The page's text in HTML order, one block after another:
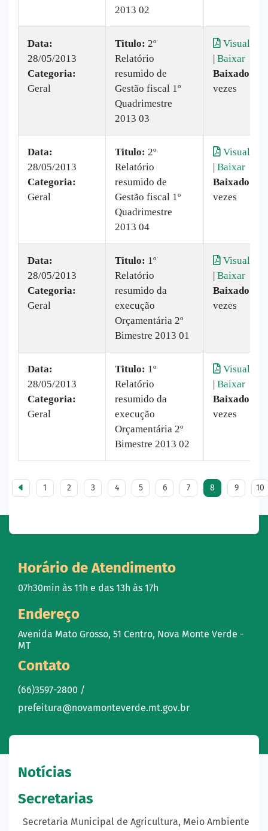
2013 02
Data:
28/05/2013
Categoria:
Geral
Titulo: 2º
Relatório
resumido de
Gestão fiscal 1º
Quadrimestre
2013 03
Visualizar
| Baixar
Baixado:
vezes
Data:
28/05/2013
Categoria:
Geral
Titulo: 2º
Relatório
resumido de
Gestão fiscal 1º
Quadrimestre
2013 04
Visualizar
| Baixar
Baixado:
vezes
Data:
28/05/2013
Categoria:
Geral
Titulo: 1º
Relatório
resumido da
execução
Orçamentária 2º
Bimestre 2013 01
Visualizar
| Baixar
Baixado:
vezes
Data:
28/05/2013
Categoria:
Geral
Titulo: 1º
Relatório
resumido da
execução
Orçamentária 2º
Bimestre 2013 02
Visualizar
| Baixar
Baixado:
vezes
1 2 3 4 5 6 7 8 9 10
Horário de Atendimento
07h30min às 11h e das 13h às 17h
Endereço
Avenida Mato Grosso, 51 Centro, Nova Monte Verde -
MT
Contato
(66)3597-2800 /
prefeitura@novamonteverde.mt.gov.br
Notícias
Secretarias
Secretaria Municipal de Agricultura, Meio Ambiente